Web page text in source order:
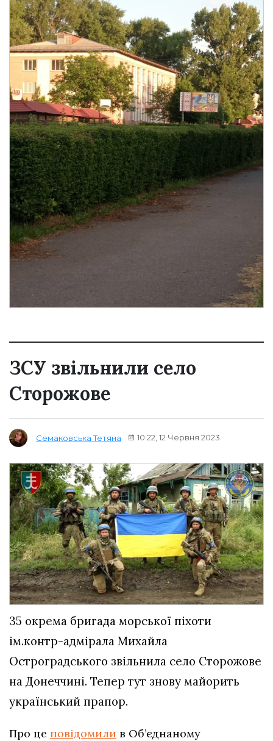
ЗСУ звільнили село
Сторожове
Семаковська Тетяна 10:22, 12 Червня 2023
35 окрема бригада морської піхоти
ім.контр-адмірала Михайла
Остроградського звільнила село Сторожове
на Донеччині. Тепер тут знову майорить
український прапор.
Про це повідомили в Об’єднаному